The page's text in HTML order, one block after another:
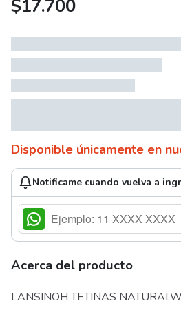
$17.700
Disponible únicamente en
Notificame cuando vuelva a
Acerca del producto
LANSINOH TETINAS